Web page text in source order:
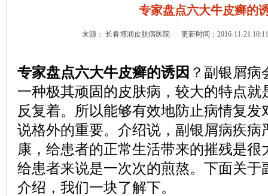
专家盘点六大牛皮癣的
来源： 长春博润皮肤病医院 更新时间：2016-11-21
专家盘点六大牛皮癣的诱因 ？副银屑病
一种极其顽固的皮肤病，较大的特点就
反复着。所以能够有效地防止病情复发
说格外的重要。介绍说，副银屑病疾病
康，给患者的正常生活带来的摧残是很
给患者来说是一次次的煎熬。下面关于
介绍，我们一块了解下。